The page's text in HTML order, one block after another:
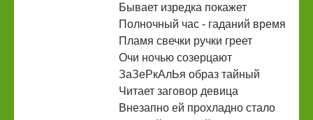
Бывает изредка покажет
Полночный час - гаданий время
Пламя свечки ручки греет
Очи ночью созерцают
ЗаЗеРкАлЬя образ тайный
Читает заговор девица
Внезапно ей прохладно стало